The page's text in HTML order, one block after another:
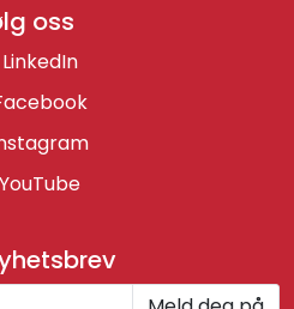
oss
LinkedIn
YouTube